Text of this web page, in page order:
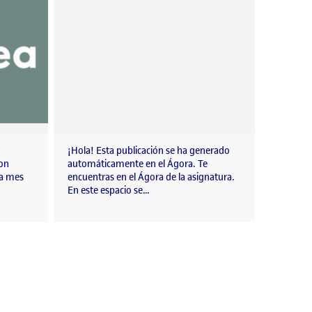
mes
¡Hola! Esta publicación se ha generado
automáticamente en el Ágora. Te
encuentras en el Ágora de la asignatura.
En este espacio se…